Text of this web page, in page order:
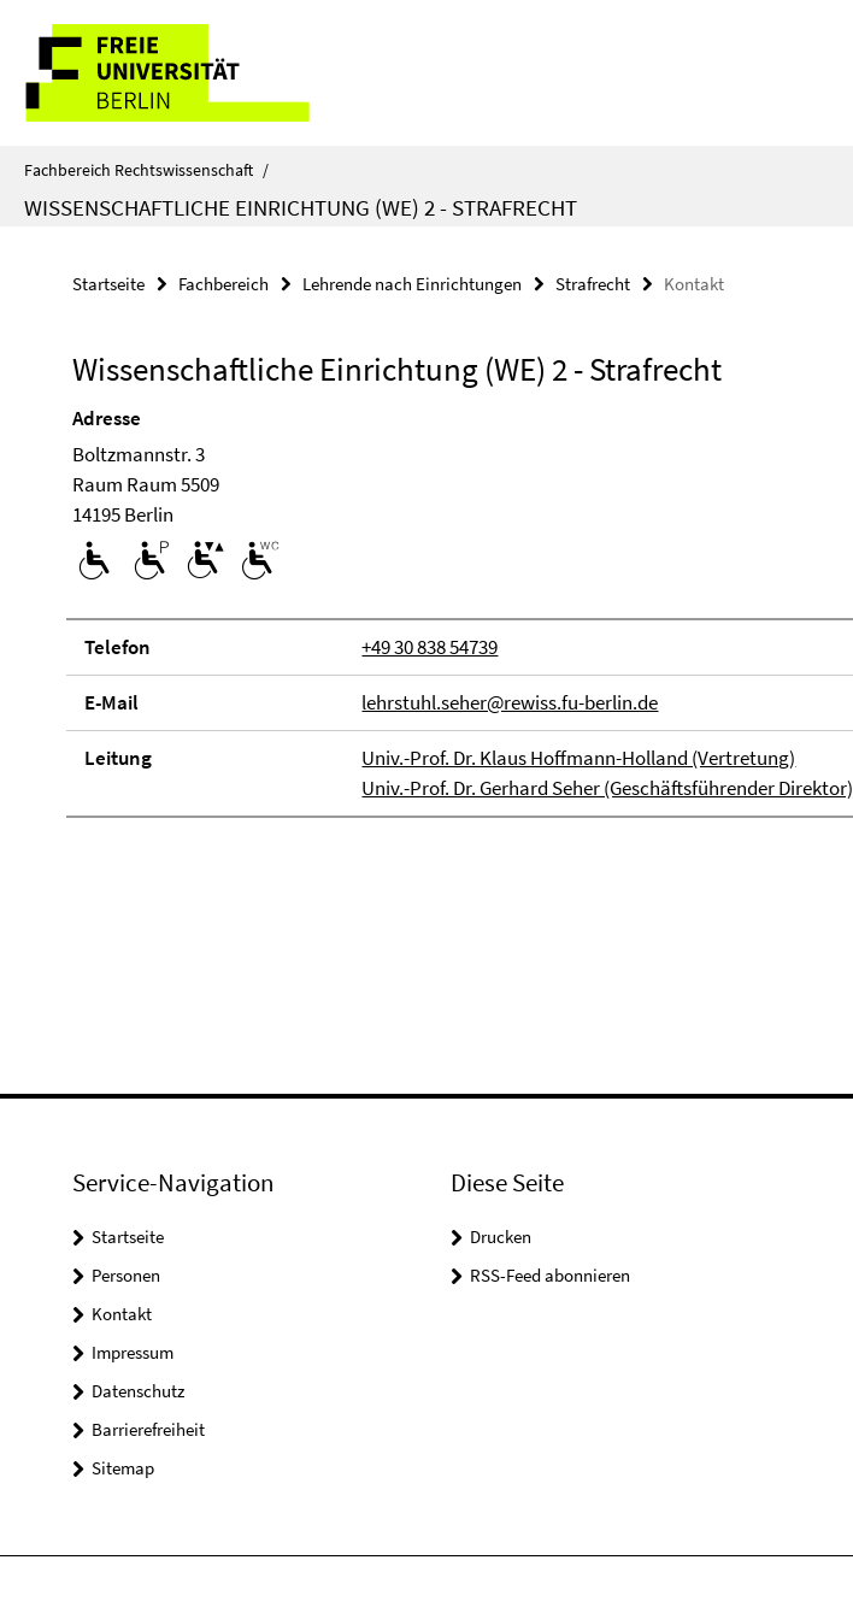
direkt
Inhalt
Service-
Navigation
Fachbereich Rechtswissenschaft /
WISSENSCHAFTLICHE EINRICHTUNG (WE) 2 - STRAFRECHT
Startseite Fachbereich Lehrende nach Einrichtungen Strafrecht Kontakt
Wissenschaftliche Einrichtung (WE) 2 - Strafrecht
Adresse
Boltzmannstr. 3
Raum Raum 5509
14195 Berlin
Telefon +49 30 838 54739
E-Mail lehrstuhl.seher@rewiss.fu-berlin.de
Lei­tung
Univ.-Prof. Dr. Klaus Hoffmann-Holland (Vertretung)
Univ.-Prof. Dr. Gerhard Seher (Geschäftsführender Direktor)
Service-Navigation
Startseite
Personen
Kontakt
Impressum
Datenschutz
Barrierefreiheit
Sitemap
Diese Seite
Drucken
RSS-Feed abonnieren